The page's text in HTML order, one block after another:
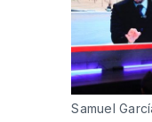
Samuel